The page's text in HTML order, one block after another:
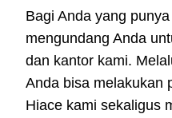
Bagi Anda yang
mengundang Anda
dan kantor kami.
Anda bisa melakukan
Hiace kami sekaligus